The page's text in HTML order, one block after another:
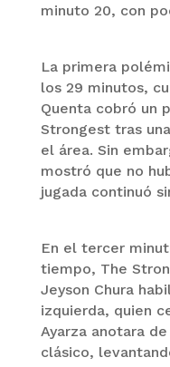
minuto 20, con
La primera
los 29 minutos,
Quenta cobró un
Strongest tras
el área. Sin
mostró que no
jugada continuó
En el tercer
tiempo, The
Jeyson Chura
izquierda, quien
Ayarza anotara
clásico,